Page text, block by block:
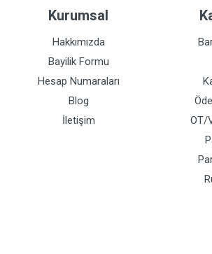
Kurumsal
Hakkımızda
Bayilik Formu
Hesap Numaraları
Blog
İletişim
OT/